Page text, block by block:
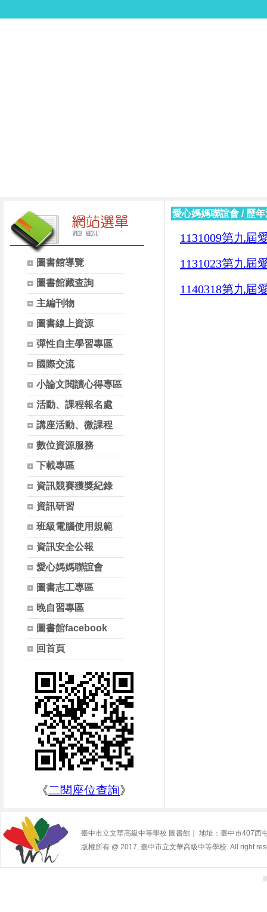
圖書館導覽
圖書館藏查詢
主編刊物
圖書線上資源
彈性自主學習專區
國際交流
小論文閱讀心得專區
活動、課程報名處
講座活動、微課程
數位資源服務
下載專區
資訊競賽獲獎紀錄
資訊研習
班級電腦使用規範
資訊安全公報
愛心媽媽聯誼會
圖書志工專區
晚自習專區
圖書館facebook
回首頁
《二閱座位查詢》
愛心媽媽聯誼會 / 歷
1131009第九屆
1131023第九屆
1140318第九屆
臺中市立文華高級中等學校 圖書館｜ 地址：臺中市407
版權所有 @ 2017, 臺中市立文華高級中等學校. All right